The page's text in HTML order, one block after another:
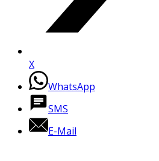
X
WhatsApp
SMS
E-Mail